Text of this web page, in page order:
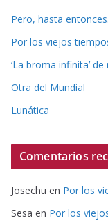
Pero, hasta
Por los viejos
‘La broma infinita’
Otra del Mundial
Lunática
Comentarios
Josechu en Por los
Sesa en Por los